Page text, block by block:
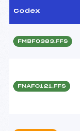
Codex
FMBF0383.FFS
FNAF0121.FFS